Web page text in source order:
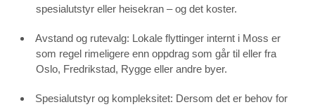
spesialutstyr eller heisekran – og det koster.
Avstand og rutevalg: Lokale flyttinger internt i Moss er
som regel rimeligere enn oppdrag som går til eller fra
Oslo, Fredrikstad, Rygge eller andre byer.
Spesialutstyr og kompleksitet: Dersom det er behov for